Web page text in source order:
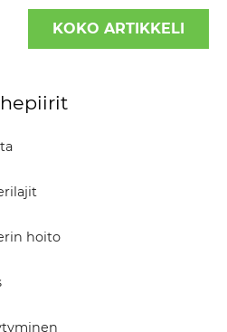
KOKO ARTIKKELI
hoito